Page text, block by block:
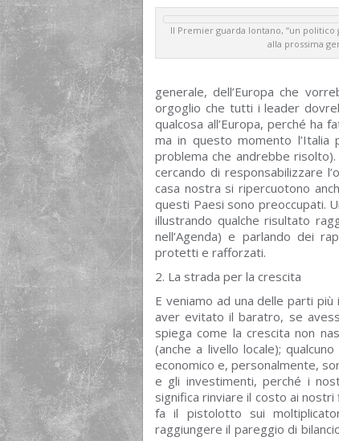
Il Premier guarda lontano, “un
alla prossima
generale, dell’Europa che
orgoglio che tutti i leader
qualcosa all’Europa, perché ha
ma in questo momento l’Italia
problema che andrebbe risolto).
cercando di responsabilizzare
casa nostra si ripercuotono
questi Paesi sono preoccupati.
illustrando qualche risultato
nell’Agenda) e parlando dei
protetti e rafforzati.
2. La strada per la crescita
E veniamo ad una delle parti
aver evitato il baratro, se
spiega come la crescita non
(anche a livello locale);
economico e, personalmente,
e gli investimenti, perché i
significa rinviare il costo ai
fa il pistolotto sui
raggiungere il pareggio di